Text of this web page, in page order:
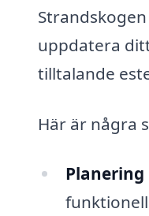
uppdatera
tilltalande
Här är några
Planering